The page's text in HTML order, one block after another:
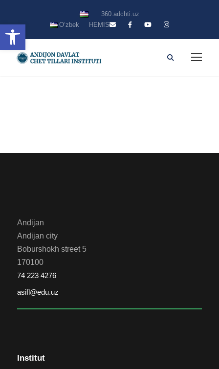
Open toolbar
360.adchti.uz
Oʻzbek
HEMIS
Andijan
Andijan city
Boburshokh street 5
170100
74 223 4276
asifl@edu.uz
Institut